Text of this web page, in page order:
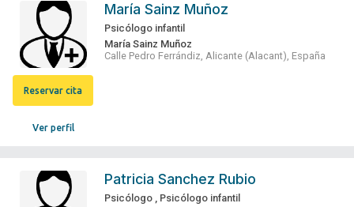
Ver perfil
Reservar cita
María Sainz Muñoz
Psicólogo infantil
María Sainz Muñoz
Calle Pedro Ferrándiz, Alicante (Alacant), España
Patricia Sanchez Rubio
Psicólogo , Psicólogo infantil